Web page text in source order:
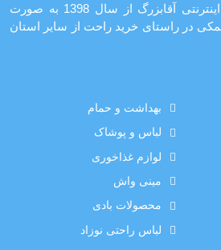
عرصه میباشد. فروشگاه اینترنتی آقابزرگ از سال 1398 به صورت
در راستای خرید راحت از سایر استان
بهداشت و حمام
لباس و پوشاک
لوازم غذاخوری
مینی واش
محصولات بادی
لباس راحتی نوزاد